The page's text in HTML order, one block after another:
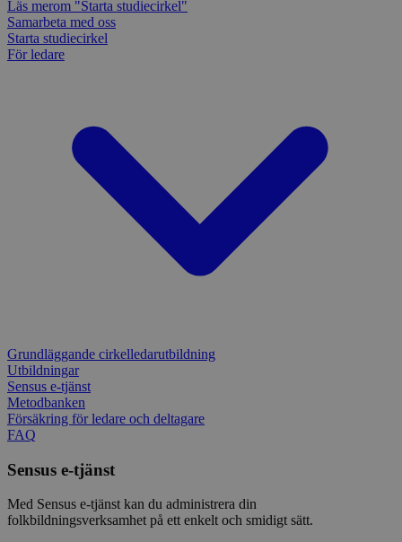
Läs merom "Starta studiecirkel"
Samarbeta med oss
Starta studiecirkel
För ledare
Grundläggande cirkelledarutbildning
Utbildningar
Sensus e-tjänst
Metodbanken
Försäkring för ledare och deltagare
FAQ
Sensus e-tjänst
Med Sensus e-tjänst kan du administrera din
folkbildningsverksamhet på ett enkelt och smidigt sätt.